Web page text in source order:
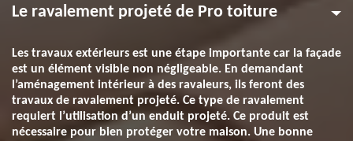
Le ravalement projeté de Pro toiture
Les travaux extérieurs est une étape importante car la façade
est un élément visible non négligeable. En demandant
l’aménagement intérieur à des ravaleurs, ils feront des
travaux de ravalement projeté. Ce type de ravalement
requiert l’utilisation d’un enduit projeté. Ce produit est
nécessaire pour bien protéger votre maison. Une bonne